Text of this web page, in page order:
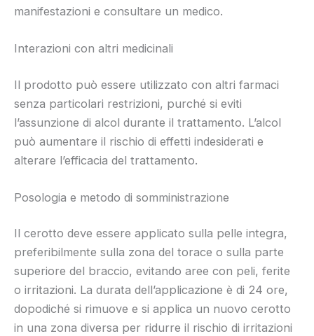
manifestazioni e consultare un medico.
Interazioni con altri medicinali
Il prodotto può essere utilizzato con altri farmaci
senza particolari restrizioni, purché si eviti
l’assunzione di alcol durante il trattamento. L’alcol
può aumentare il rischio di effetti indesiderati e
alterare l’efficacia del trattamento.
Posologia e metodo di somministrazione
Il cerotto deve essere applicato sulla pelle integra,
preferibilmente sulla zona del torace o sulla parte
superiore del braccio, evitando aree con peli, ferite
o irritazioni. La durata dell’applicazione è di 24 ore,
dopodiché si rimuove e si applica un nuovo cerotto
in una zona diversa per ridurre il rischio di irritazioni